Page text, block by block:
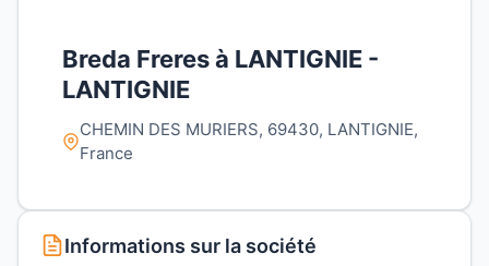
Breda Freres à LANTIGNIE -
LANTIGNIE
CHEMIN DES MURIERS, 69430, LANTIGNIE,
France
Informations sur la société